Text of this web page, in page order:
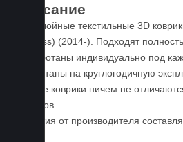
Описание
Пятислойные текстильные 3D
(C-Class) (2014-). Подходят
разработаны индивидуально под
рассчитаны на круглогодичную
данные коврики ничем не
ковриков.
Гарантия от производителя